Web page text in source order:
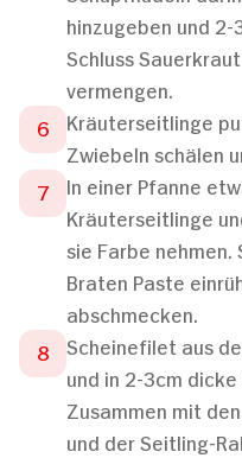
hinzugeben und
Schluss
vermengen.
Kräuterseitlinge
Zwiebeln schälen
In einer Pfanne
Kräuterseitlinge
sie Farbe nehmen.
Braten Paste
abschmecken.
Scheinefilet aus
und in 2-3cm dicke
Zusammen mit
und der Seitling-